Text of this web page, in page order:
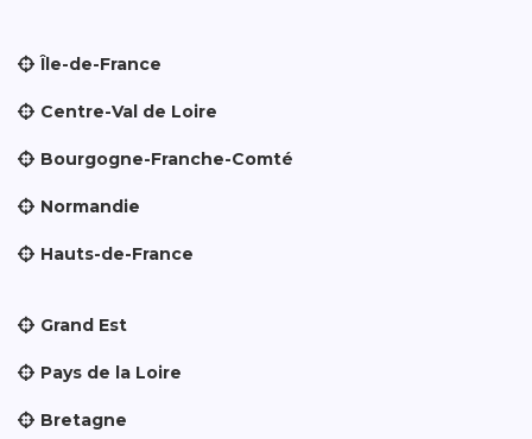
Île-de-France
Centre-Val de Loire
Bourgogne-Franche-Comté
Normandie
Hauts-de-France
Grand Est
Pays de la Loire
Bretagne